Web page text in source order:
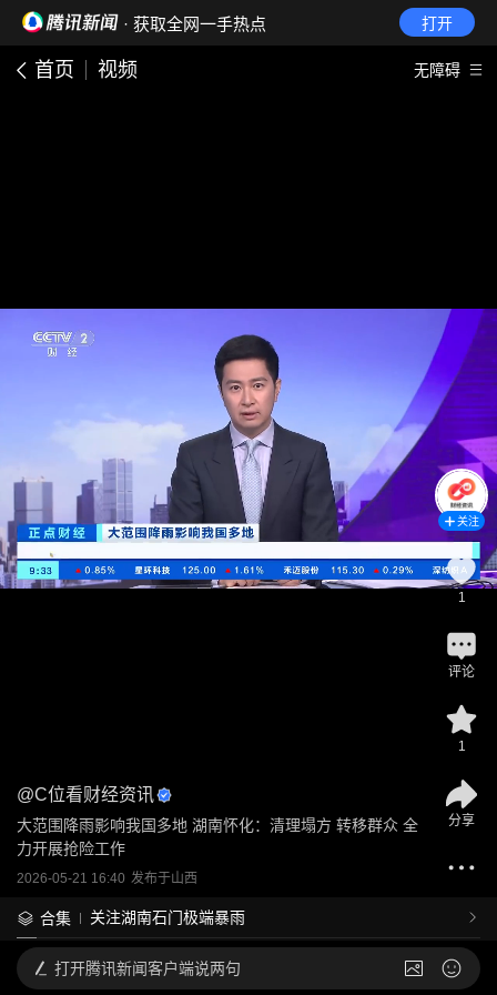
· 获取全网一手热点 打开
首页 视频 无障碍
@C位看财经资讯
大范围降雨影响我国多地 湖南怀化：清理塌方 转移群众 全
力开展抢险工作
2026-05-21 16:40 发布于山西
合集 关注湖南石门极端暴雨
关注
1
评论
1
分享
打开腾讯新闻客户端说两句